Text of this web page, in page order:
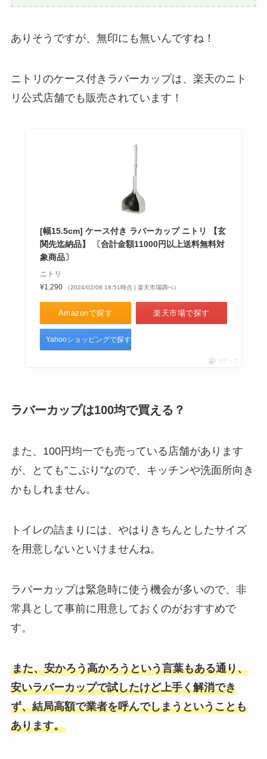
ありそうですが、無印にも無いんですね！
ニトリのケース付きラバーカップは、楽天のニト
リ公式店舗でも販売されています！
[幅15.5cm] ケース付き ラバーカップ ニトリ 【玄
関先迄納品】 〔合計金額11000円以上送料無料対
象商品〕
ニトリ
¥1,290
（2024/02/08 18:51時点 | 楽天市場調べ）
Amazonで探す 楽天市場で探す
Yahooショッピングで探す
ポチップ
ラバーカップは100均で買える？
また、100円均一でも売っている店舗があります
が、とても”こぶり”なので、キッチンや洗面所向き
かもしれません。
トイレの詰まりには、やはりきちんとしたサイズ
を用意しないといけませんね。
ラバーカップは緊急時に使う機会が多いので、非
常具として事前に用意しておくのがおすすめで
す。
また、安かろう高かろうという言葉もある通り、
安いラバーカップで試したけど上手く解消でき
ず、結局高額で業者を呼んでしまうということも
あります。